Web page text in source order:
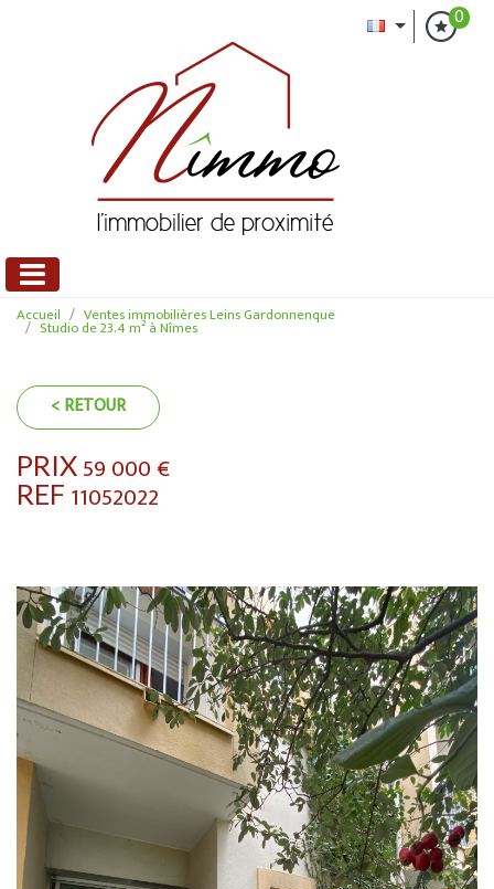
0
Accueil Ventes immobilières Leins Gardonnenque
Studio de 23.4 m² à Nîmes
< RETOUR
PRIX 59 000 €
REF 11052022